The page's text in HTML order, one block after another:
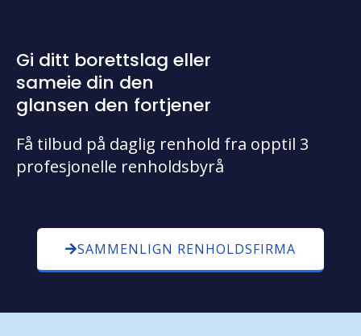
Gi ditt borettslag eller
sameie din den
glansen den fortjener
Få tilbud på daglig renhold fra opptil 3
profesjonelle renholdsbyrå
SAMMENLIGN RENHOLDSFIRMA